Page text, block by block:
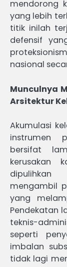
mendorong
yang lebih
titik inilah
defensif
nasional
Munculnya
Arsitektur
Akumulasi
instrumen
bersifat
kerusakan
dipulihkan
mengambil
yang
Pendekatan
teknis-
seperti
imbalan
tidak lagi